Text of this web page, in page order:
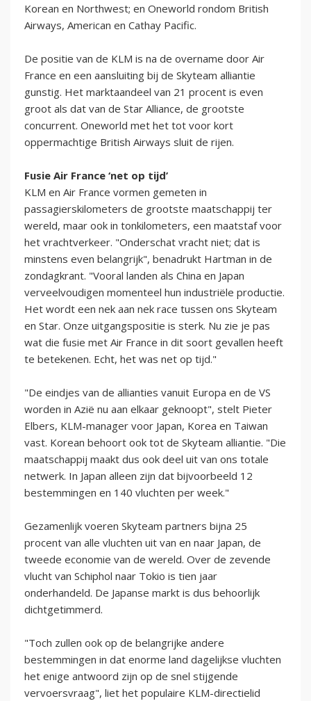
Korean en Northwest; en Oneworld rondom British
Airways, American en Cathay Pacific.
De positie van de KLM is na de overname door Air
France en een aansluiting bij de Skyteam alliantie
gunstig. Het marktaandeel van 21 procent is even
groot als dat van de Star Alliance, de grootste
concurrent. Oneworld met het tot voor kort
oppermachtige British Airways sluit de rijen.
Fusie Air France ‘net op tijd’
KLM en Air France vormen gemeten in
passagierskilometers de grootste maatschappij ter
wereld, maar ook in tonkilometers, een maatstaf voor
het vrachtverkeer. "Onderschat vracht niet; dat is
minstens even belangrijk", benadrukt Hartman in de
zondagkrant. "Vooral landen als China en Japan
verveelvoudigen momenteel hun industriële productie.
Het wordt een nek aan nek race tussen ons Skyteam
en Star. Onze uitgangspositie is sterk. Nu zie je pas
wat die fusie met Air France in dit soort gevallen heeft
te betekenen. Echt, het was net op tijd."
"De eindjes van de allianties vanuit Europa en de VS
worden in Azië nu aan elkaar geknoopt", stelt Pieter
Elbers, KLM-manager voor Japan, Korea en Taiwan
vast. Korean behoort ook tot de Skyteam alliantie. "Die
maatschappij maakt dus ook deel uit van ons totale
netwerk. In Japan alleen zijn dat bijvoorbeeld 12
bestemmingen en 140 vluchten per week."
Gezamenlijk voeren Skyteam partners bijna 25
procent van alle vluchten uit van en naar Japan, de
tweede economie van de wereld. Over de zevende
vlucht van Schiphol naar Tokio is tien jaar
onderhandeld. De Japanse markt is dus behoorlijk
dichtgetimmerd.
"Toch zullen ook op de belangrijke andere
bestemmingen in dat enorme land dagelijkse vluchten
het enige antwoord zijn op de snel stijgende
vervoersvraag", liet het populaire KLM-directielid